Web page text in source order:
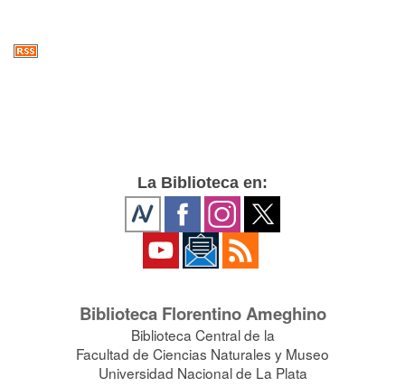
La Biblioteca en:
Biblioteca Florentino Ameghino
Biblioteca Central de la
Facultad de Ciencias Naturales y Museo
Universidad Nacional de La Plata